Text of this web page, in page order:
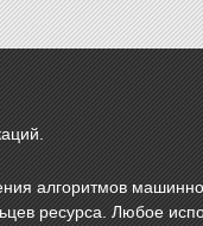
алгоритмов
ресурса. Любое